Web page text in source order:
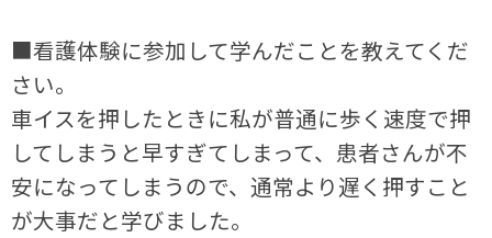
■看護体験に参加して学んだことを教えてくだ
さい。
車イスを押したときに私が普通に歩く速度で押
してしまうと早すぎてしまって、患者さんが不
安になってしまうので、通常より遅く押すこと
が大事だと学びました。